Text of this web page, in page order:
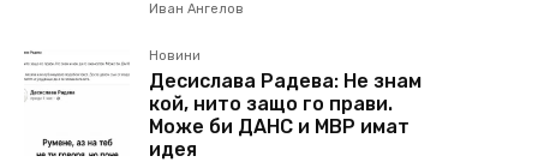
Иван Ангелов
Новини
Десислава Радева: Не знам
кой, нито защо го прави.
Може би ДАНС и МВР имат
идея